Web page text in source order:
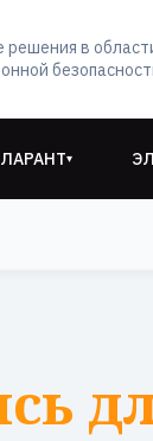
решения в
▾